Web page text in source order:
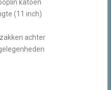
katoen
(11 inch)
achter